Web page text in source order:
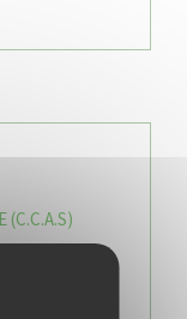
(C.C.A.S)